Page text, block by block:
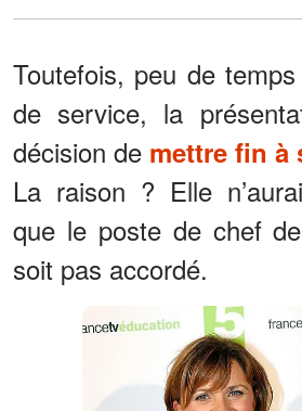
Toutefois, peu de
de service, la
décision de mettre fin à
La raison ? Elle
que le poste de chef
soit pas accordé.